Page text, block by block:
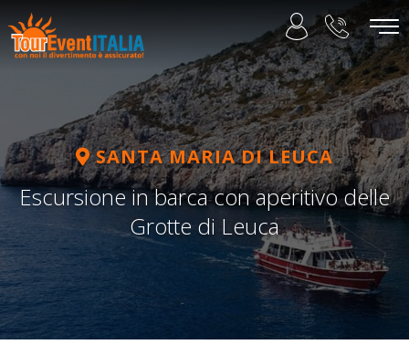
SANTA MARIA DI LEUCA
Escursione in barca con aperitivo delle
Grotte di Leuca